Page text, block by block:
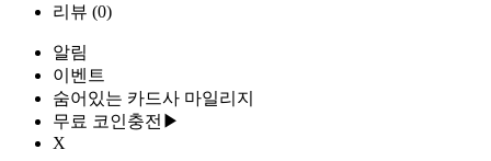
리뷰 (0)
알림
이벤트
숨어있는 카드사 마일리지
무료 코인충전▶
X